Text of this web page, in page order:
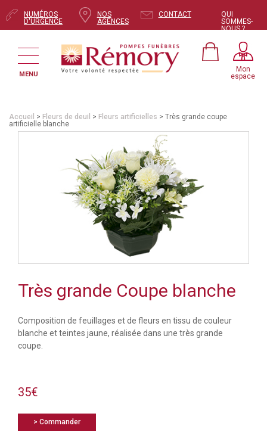
NUMÉROS
D'URGENCE
NOS
AGENCES
CONTACT
QUI
SOMMES-
NOUS ?
MENU
Mon
espace
Accueil > Fleurs de deuil > Fleurs artificielles > Très grande coupe
artificielle blanche
Très grande Coupe blanche
Composition de feuillages et de fleurs en tissu de couleur
blanche et teintes jaune, réalisée dans une très grande
coupe.
35€
> Commander